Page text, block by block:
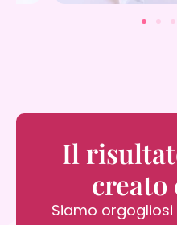
Il
creato
Siamo